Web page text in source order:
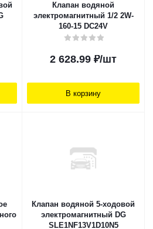
Клапан водяной
электромагнитный 1/2 2W-
160-15 DC24V
2 628.99 ₽/шт
В корзину
Клапан водяной 5-ходовой
электромагнитный DG
SLE1NF13V1D10N5